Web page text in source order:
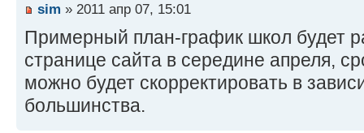
sim » 2011 апр 07, 15:01
Примерный план-график школ будет
странице сайта в середине апреля,
можно будет скорректировать в
большинства.